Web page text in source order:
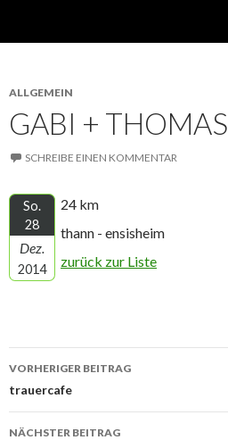
ALLGEMEIN
GABI + THOMAS
SCHREIBE EINEN KOMMENTAR
So.
28
Dez.
2014
24 km
thann - ensisheim
zurück zur Liste
Beitrags-
Navigation
VORHERIGER BEITRAG
trauercafe
NÄCHSTER BEITRAG